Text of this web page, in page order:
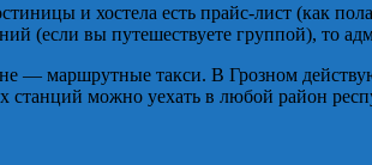
и хостела есть прайс-лист (как
(если вы путешествуете группой), то
— маршрутные такси. В Грозном
станций можно уехать в любой район